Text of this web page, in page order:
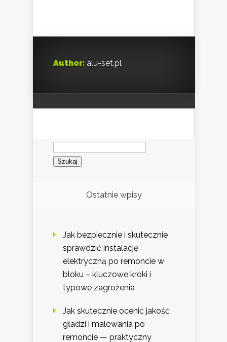
Author: alu-set.pl
Szukaj:
Ostatnie wpisy
Jak bezpiecznie i skutecznie
sprawdzić instalację
elektryczną po remoncie w
bloku – kluczowe kroki i
typowe zagrożenia
Jak skutecznie ocenić jakość
gładzi i malowania po
remoncie — praktyczny